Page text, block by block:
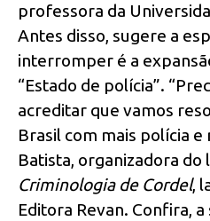
professora da
Antes disso, sugere a
interromper é a
“Estado de polícia”.
acreditar que vamos
Brasil com mais polícia e
Batista, organizadora do
Criminologia de Cordel,
Editora Revan. Confira,